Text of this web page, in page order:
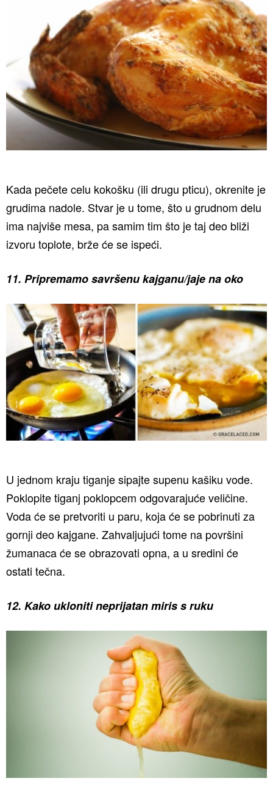
Kada pečete celu kokošku (ili drugu pticu), okrenite je
grudima nadole. Stvar je u tome, što u grudnom delu
ima najviše mesa, pa samim tim što je taj deo bliži
izvoru toplote, brže će se ispeći.
11. Pripremamo savršenu kajganu/jaje na oko
U jednom kraju tiganje sipajte supenu kašiku vode.
Poklopite tiganj poklopcem odgovarajuće veličine.
Voda će se pretvoriti u paru, koja će se pobrinuti za
gornji deo kajgane. Zahvaljujući tome na površini
žumanaca će se obrazovati opna, a u sredini će
ostati tečna.
12. Kako ukloniti neprijatan miris s ruku